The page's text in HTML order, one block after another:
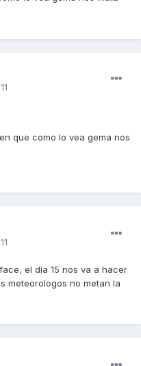
que como lo vea gema nos
el día 15 nos va a hacer
meteorologos no metan la